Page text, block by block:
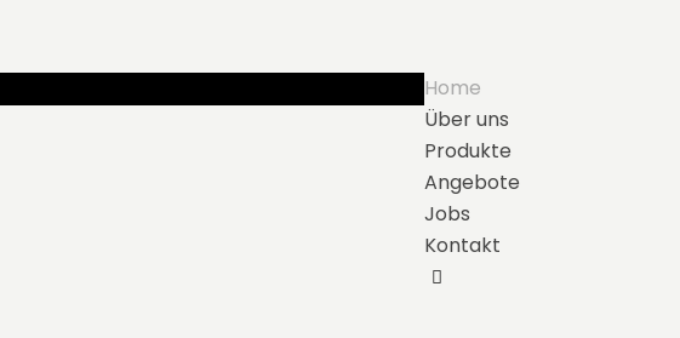
Home
Über uns
Produkte
Angebote
Jobs
Kontakt